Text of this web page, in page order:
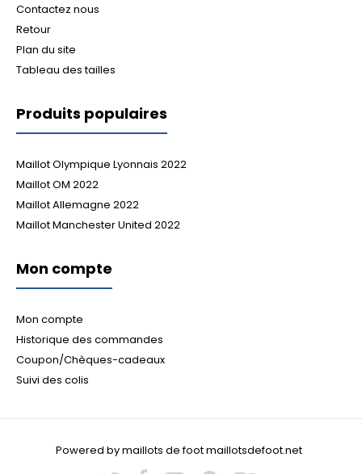
Contactez nous
Retour
Plan du site
Tableau des tailles
Produits populaires
Maillot Olympique Lyonnais 2022
Maillot OM 2022
Maillot Allemagne 2022
Maillot Manchester United 2022
Mon compte
Mon compte
Historique des commandes
Coupon/Chèques-cadeaux
Suivi des colis
Powered by maillots de foot maillotsdefoot.net